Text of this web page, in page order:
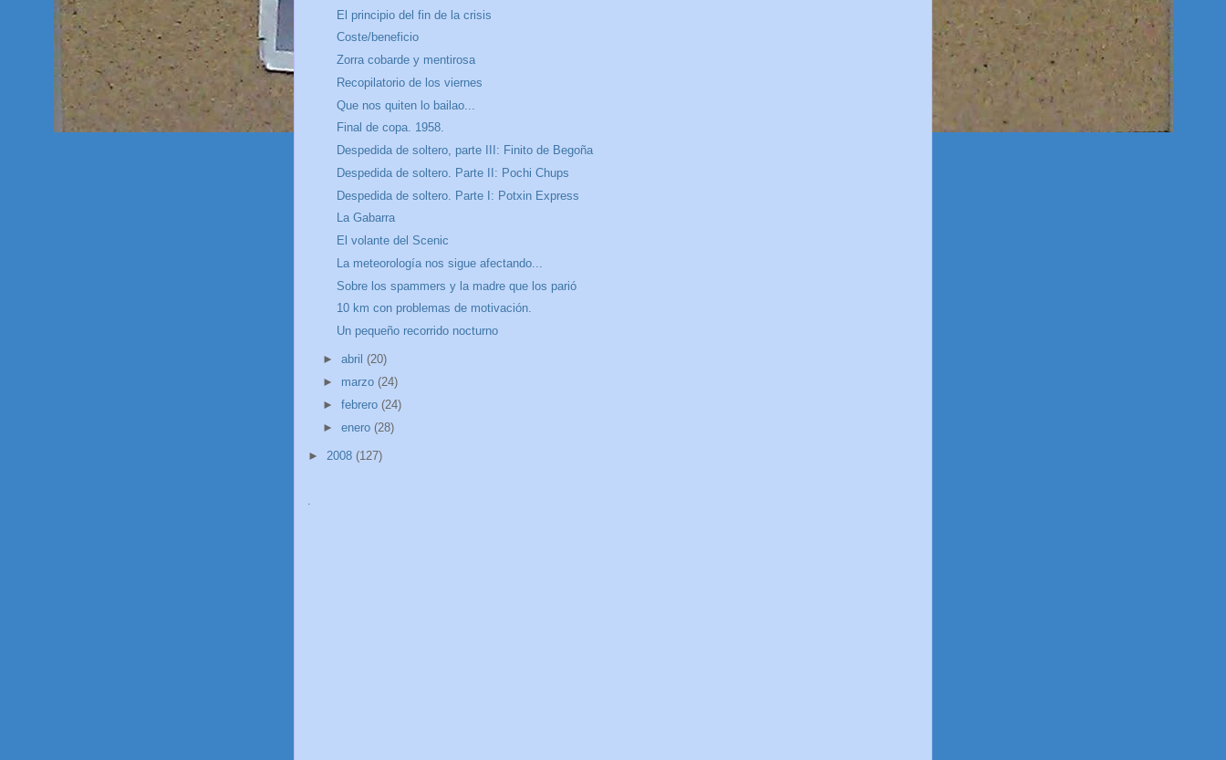
El principio del fin de la crisis
Coste/beneficio
Zorra cobarde y mentirosa
Recopilatorio de los viernes
Que nos quiten lo bailao...
Final de copa. 1958.
Despedida de soltero, parte III: Finito de Begoña
Despedida de soltero. Parte II: Pochi Chups
Despedida de soltero. Parte I: Potxin Express
La Gabarra
El volante del Scenic
La meteorología nos sigue afectando...
Sobre los spammers y la madre que los parió
10 km con problemas de motivación.
Un pequeño recorrido nocturno
► abril (20)
► marzo (24)
► febrero (24)
► enero (28)
► 2008 (127)
.